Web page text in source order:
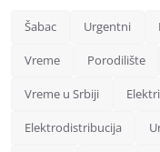
Šabac Urgentni
Vreme Porodilište
Vreme u Srbiji
Elektrodistribucija